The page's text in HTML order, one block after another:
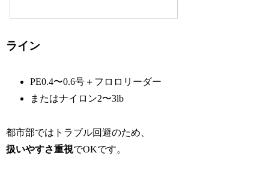
ライン
PE0.4〜0.6号＋フロロリーダー
またはナイロン2〜3lb
都市部ではトラブル回避のため、
扱いやすさ重視でOKです。